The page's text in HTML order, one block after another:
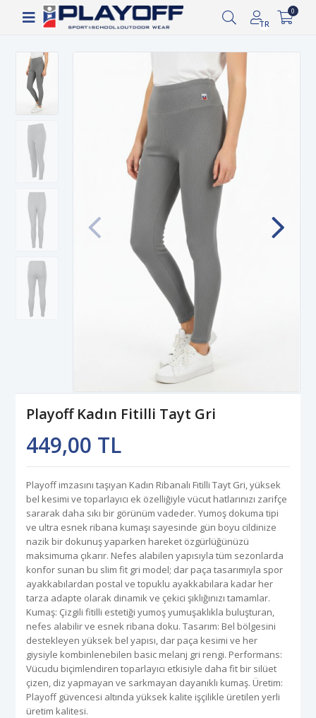
Siparişin 2-8 iş günü arasında kargoya verilecektir.
TR
0
Playoff Kadın Fitilli Tayt Gri
449,00 TL
Playoff imzasını taşıyan Kadın Ribanalı Fitilli Tayt Gri, yüksek
bel kesimi ve toparlayıcı ek özelliğiyle vücut hatlarınızı zarifçe
sararak daha sıkı bir görünüm vadeder. Yumoş dokuma tipi
ve ultra esnek ribana kumaşı sayesinde gün boyu cildinize
nazik bir dokunuş yaparken hareket özgürlüğünüzü
maksimuma çıkarır. Nefes alabilen yapısıyla tüm sezonlarda
konfor sunan bu slim fit gri model; dar paça tasarımıyla spor
ayakkabılardan postal ve topuklu ayakkabılara kadar her
tarza adapte olarak dinamik ve çekici şıklığınızı tamamlar.
Kumaş: Çizgili fitilli estetiği yumoş yumuşaklıkla buluşturan,
nefes alabilir ve esnek ribana doku. Tasarım: Bel bölgesini
destekleyen yüksek bel yapısı, dar paça kesimi ve her
giysiyle kombinlenebilen basic melanj gri rengi. Performans:
Vücudu biçimlendiren toparlayıcı etkisiyle daha fit bir silüet
çizen, diz yapmayan ve sarkmayan dayanıklı kumaş. Üretim:
Playoff güvencesi altında yüksek kalite işçilikle üretilen yerli
üretim kalitesi.